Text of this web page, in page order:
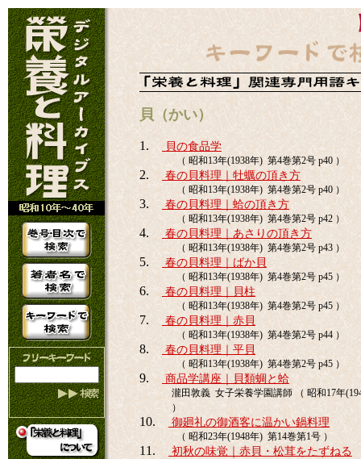
貝（かい）
1. 貝の食品学
（ 昭和13年(1938年) 第4巻第2号 p40 ）
2. 春の貝料理｜牡蠣の頂き方
（ 昭和13年(1938年) 第4巻第2号 p40 ）
3. 春の貝料理｜蛤の頂き方
（ 昭和13年(1938年) 第4巻第2号 p42 ）
4. 春の貝料理｜あさりの頂き方
（ 昭和13年(1938年) 第4巻第2号 p43 ）
5. 春の貝料理｜ばか貝
（ 昭和13年(1938年) 第4巻第2号 p45 ）
6. 春の貝料理｜貝柱
（ 昭和13年(1938年) 第4巻第2号 p45 ）
7. 春の貝料理｜赤貝
（ 昭和13年(1938年) 第4巻第2号 p44 ）
8. 春の貝料理｜平貝
（ 昭和13年(1938年) 第4巻第2号 p45 ）
9. 商品学講座｜貝類蜩と蛤
瀧田敦義 女子栄養学園講師 （ 昭和17年
）
10. 御廻礼の御酒客に温かい鍋料理
（ 昭和23年(1948年) 第14巻第1号 ）
11. 初秋の味覚｜赤貝・松茸をたずねる